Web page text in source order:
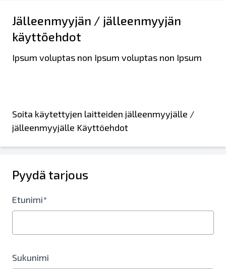
Jälleenmyyjän / jälleenmyyjän
käyttöehdot
Ipsum voluptas non Ipsum voluptas non Ipsum
Soita käytettyjen laitteiden jälleenmyyjälle /
jälleenmyyjälle Käyttöehdot
Pyydä tarjous
Etunimi*
Sukunimi